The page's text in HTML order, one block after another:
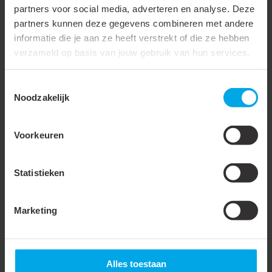
partners voor social media, adverteren en analyse. Deze
partners kunnen deze gegevens combineren met andere
informatie die je aan ze heeft verstrekt of die ze hebben
verzameld op basis van jouw gebruik van hun services.
Noodzakelijk
Voorkeuren
Statistieken
Marketing
Alles toestaan
Lengte (L)
22.5 mm
Breedte (W)
2.8 mm
Diameter (D)
4.3 mm
binnenbus / super pidg
Bedrijfstemperatuur
Levering op band
Waterdicht